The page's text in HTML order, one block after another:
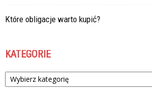
Które obligacje warto kupić?
KATEGORIE
Kategorie